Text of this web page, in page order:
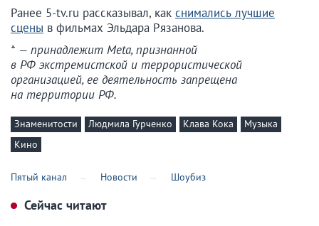
Ранее 5-tv.ru рассказывал, как снимались лучшие
сцены в фильмах Эльдара Рязанова.
* — принадлежит Meta, признанной
в РФ экстремистской и террористической
организацией, ее деятельность запрещена
на территории РФ.
Знаменитости Людмила Гурченко Клава Кока
Музыка
Кино
Пятый канал Новости Шоубиз
Сейчас читают